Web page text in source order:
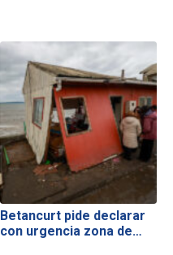
Betancurt pide declarar
con urgencia zona de…